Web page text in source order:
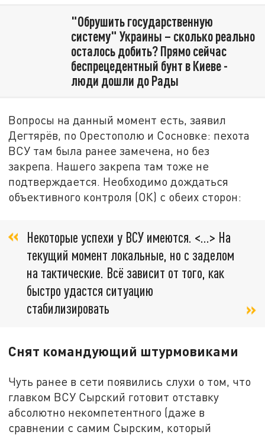
"Обрушить государственную
систему" Украины – сколько реально
осталось добить? Прямо сейчас
беспрецедентный бунт в Киеве -
люди дошли до Рады
Вопросы на данный момент есть, заявил
Дегтярёв, по Орестополю и Сосновке: пехота
ВСУ там была ранее замечена, но без
закрепа. Нашего закрепа там тоже не
подтверждается. Необходимо дождаться
объективного контроля (ОК) с обеих сторон:
Некоторые успехи у ВСУ имеются. <…> На
текущий момент локальные, но с заделом
на тактические. Всё зависит от того, как
быстро удастся ситуацию
стабилизировать
Снят командующий штурмовиками
Чуть ранее в сети появились слухи о том, что
главком ВСУ Сырский готовит отставку
абсолютно некомпетентного (даже в
сравнении с самим Сырским, который